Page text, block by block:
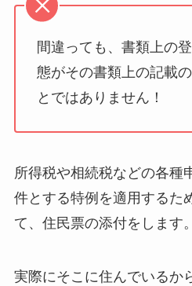
間違っても、書類上の
態がその書類上の記載
とではありません！
所得税や相続税などの各種
件とする特例を適用するた
て、住民票の添付をします。
実際にそこに住んでいるか